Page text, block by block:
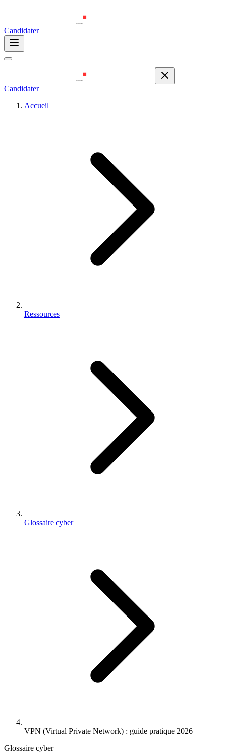
Candidater
Candidater
Accueil
Ressources
Glossaire cyber
VPN (Virtual Private Network) : guide pratique 2026
Glossaire cyber